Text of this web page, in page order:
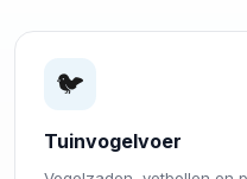
🐦
Tuinvogelvoer